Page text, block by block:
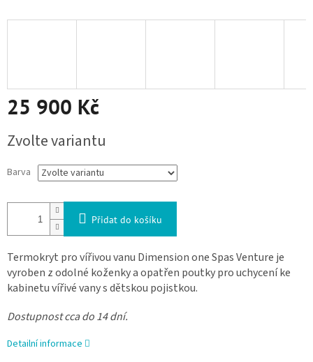
25 900 Kč
Zvolte variantu
Barva
Přidat do košíku
Termokryt pro vířivou vanu Dimension one Spas Venture je
vyroben z odolné koženky a opatřen poutky pro uchycení ke
kabinetu vířivé vany s dětskou pojistkou.
Dostupnost cca do 14 dní.
Detailní informace